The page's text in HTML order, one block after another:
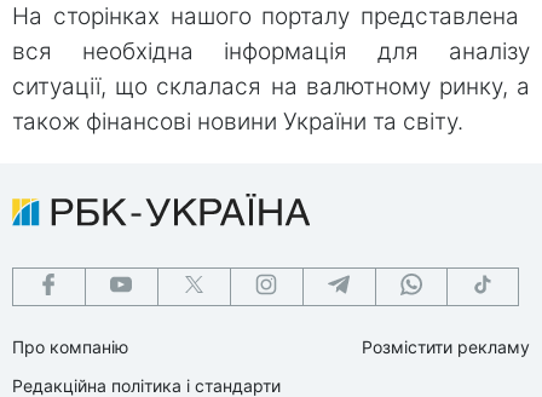
На сторінках нашого порталу представлена ​​
вся необхідна інформація для аналізу
ситуації, що склалася на валютному ринку, а
також фінансові новини України та світу.
Про компанію
Редакційна політика і стандарти
Розмістити рекламу